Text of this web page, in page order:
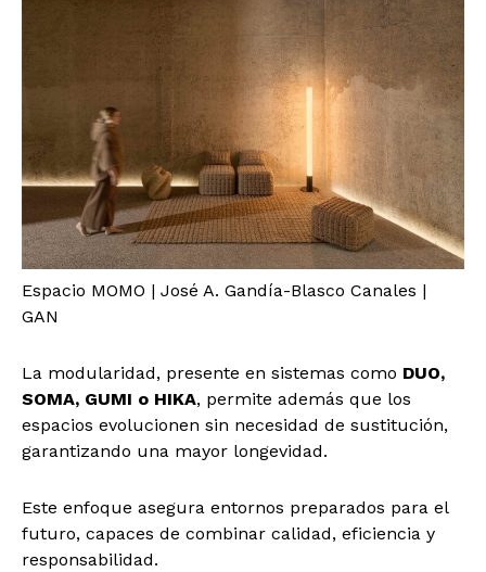
Espacio MOMO | José A. Gandía-Blasco Canales |
GAN
La modularidad, presente en sistemas como DUO,
SOMA, GUMI o HIKA, permite además que los
espacios evolucionen sin necesidad de sustitución,
garantizando una mayor longevidad.
Este enfoque asegura entornos preparados para el
futuro, capaces de combinar calidad, eficiencia y
responsabilidad.